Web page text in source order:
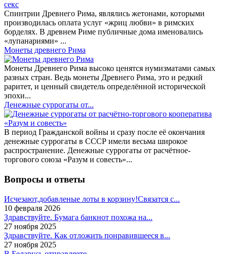
Спинтрии Древнего Рима, являлись жетонами, которыми
производилась оплата услуг «жриц любви» в римских
борделях. В древнем Риме публичные дома именовались
«лупанариями» ...
Монеты древнего Рима
Монеты Древнего Рима высоко ценятся нумизматами самых
разных стран. Ведь монеты Древнего Рима, это и редкий
раритет, и ценный свидетель определённой исторической
эпохи...
Денежные суррогаты от...
В период Гражданской войны и сразу после её окончания
денежные суррогаты в СССР имели весьма широкое
распространение. Денежные суррогаты от расчётное-
торгового союза «Разум и совесть»...
Вопросы и ответы
Исчезают,добавленые лоты в корзину!Связатся с...
10 февраля 2026
Здравствуйте. Бумага банкнот похожа на...
27 ноября 2025
Здравствуйте. Как отложить понравившееся в...
27 ноября 2025